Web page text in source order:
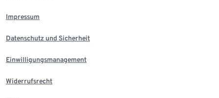
Impressum
Datenschutz und Sicherheit
Einwilligungsmanagement
Widerrufsrecht